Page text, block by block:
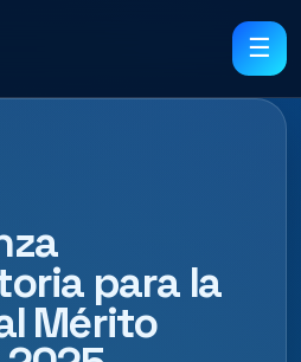
☰
para la
Mérito